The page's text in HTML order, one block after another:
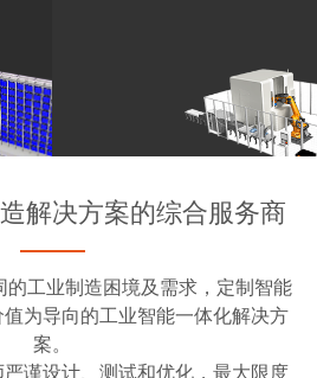
解决方案的综合服务商
工业制造困境及需求，定制智能
为导向的工业智能一体化解决方
案。
谨设计、测试和优化，最大限度